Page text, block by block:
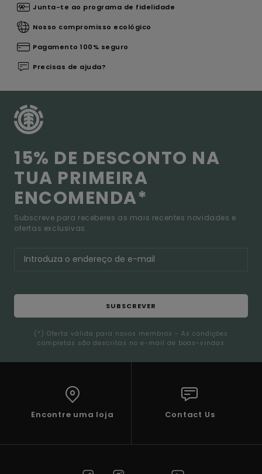
Junta-te ao programa de fidelidade
Nosso compromisso ecológico
Pagamento 100% seguro
Precisas de ajuda?
15% DE DESCONTO NA
TUA PRIMEIRA
ENCOMENDA*
Subscreve para receberes as mais recentes novidades e
ofertas exclusivas.
SUBSCREVER
(*) Oferta válida para novos membros - As condições
completas são descritas no e-mail de boas-vindas
Encontre uma loja Contact Us